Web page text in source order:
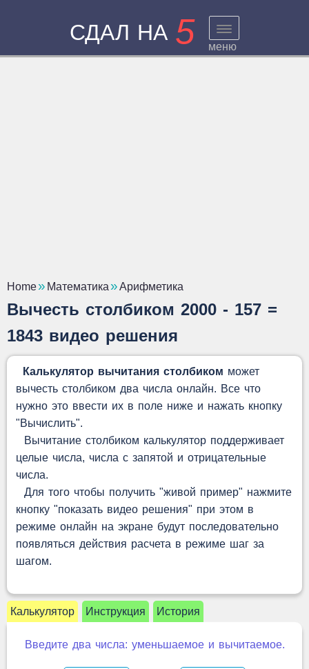
СДАЛ НА 5 меню
Home Математика Арифметика
Вычесть столбиком 2000 - 157 =
1843 видео решения
Калькулятор вычитания столбиком может
вычесть столбиком два числа онлайн. Все что
нужно это ввести их в поле ниже и нажать кнопку
"Вычислить".
Вычитание столбиком калькулятор поддерживает
целые числа, числа с запятой и отрицательные
числа.
Для того чтобы получить "живой пример" нажмите
кнопку "показать видео решения" при этом в
режиме онлайн на экране будут последовательно
появляться действия расчета в режиме шаг за
шагом.
Калькулятор Инструкция История
Введите два числа: уменьшаемое и вычитаемое.